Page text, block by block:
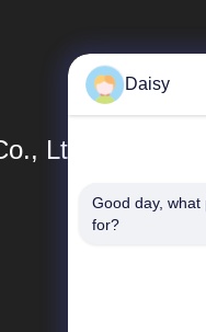
Ltd.
Daisy
Good day,
for?